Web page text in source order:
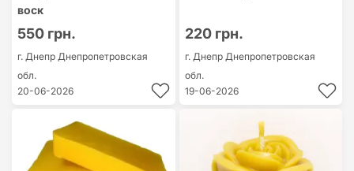
воск
550 грн.
г. Днепр Днепропетровская
обл.
20-06-2026
220 грн.
г. Днепр Днепропетровская
обл.
19-06-2026